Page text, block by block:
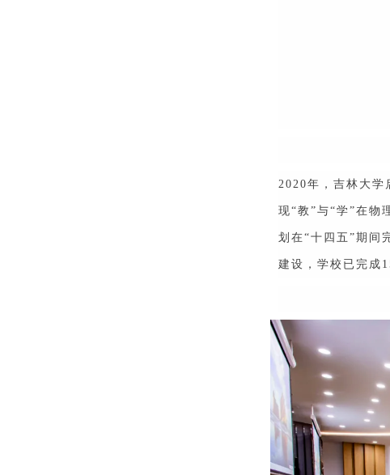
2020年，吉林大学
现“教”与“学”在物
划在“十四五”期间
建设，学校已完成